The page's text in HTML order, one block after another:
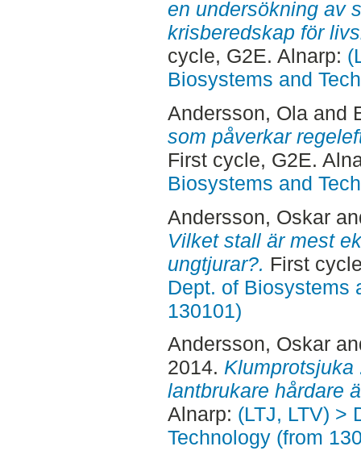
en undersökning av
krisberedskap för
cycle, G2E. Alnarp:
Biosystems and
Andersson, Olaand
som påverkar
First cycle, G2E.
Biosystems and
Andersson, Oskar
Vilket stall är mest
ungtjurar?. First
Dept. of Biosystems
130101)
Andersson, Oskar
2014. Klumprotsjuka
lantbrukare hårdare
Alnarp: (LTJ, LTV) >
Technology (from